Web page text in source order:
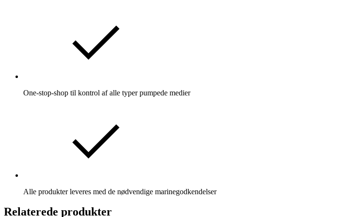
One-stop-shop til kontrol af alle typer pumpede medier
Alle produkter leveres med de nødvendige marinegodkendelser
Relaterede produkter